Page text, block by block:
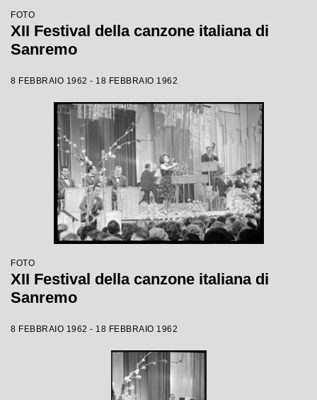
FOTO
XII Festival della canzone italiana di
Sanremo
8 FEBBRAIO 1962 - 18 FEBBRAIO 1962
FOTO
XII Festival della canzone italiana di
Sanremo
8 FEBBRAIO 1962 - 18 FEBBRAIO 1962